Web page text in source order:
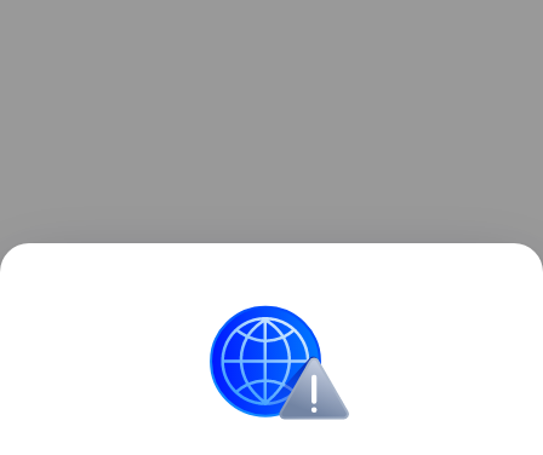
разбирали схемы, которые те применяли.
Кибератаки